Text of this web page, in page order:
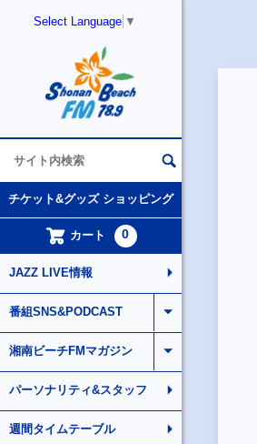
Select Language ▼
チケット&グッズ ショッピング
カート 0
JAZZ LIVE情報
番組SNS&PODCAST
湘南ビーチFMマガジン
パーソナリティ&スタッフ
週間タイムテーブル